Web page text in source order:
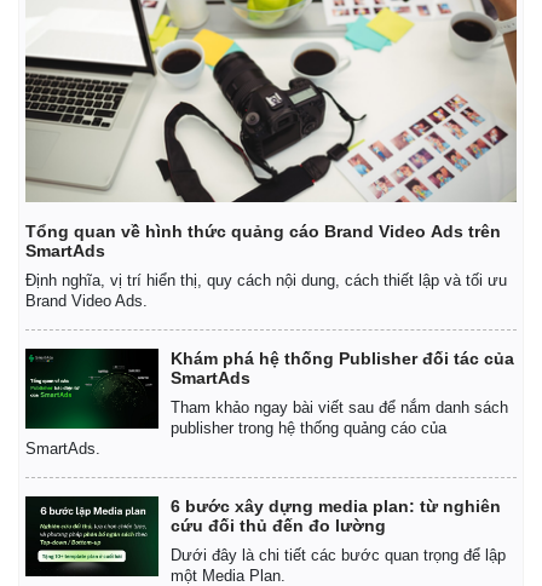
Tỷ giá
Chứng khoán
Giá cà phê
Tổng quan về hình thức quảng cáo Brand Video Ads trên
SmartAds
Định nghĩa, vị trí hiển thị, quy cách nội dung, cách thiết lập và tối ưu
Brand Video Ads.
Khám phá hệ thống Publisher đối tác của
SmartAds
Tham khảo ngay bài viết sau để nắm danh sách
publisher trong hệ thống quảng cáo của
SmartAds.
6 bước xây dựng media plan: từ nghiên
cứu đối thủ đến đo lường
Dưới đây là chi tiết các bước quan trọng để lập
một Media Plan.